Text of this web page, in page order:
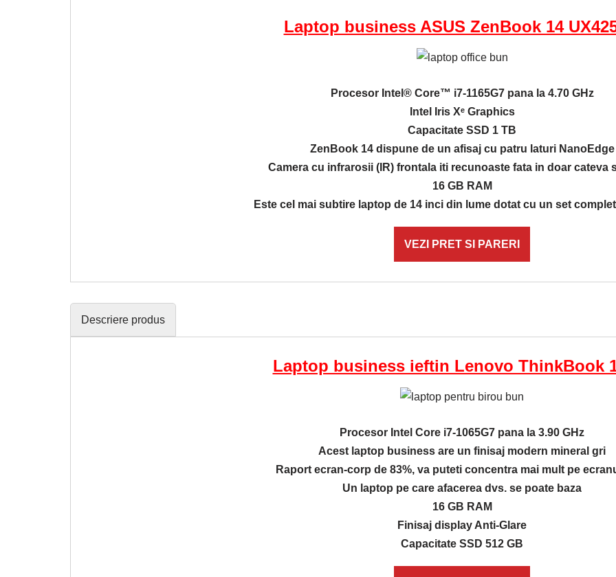
Laptop business ASUS ZenBook 14
Procesor Intel® Core™ i7-1165G7 pana la 4.70 GHz
Intel Iris Xᵉ Graphics
Capacitate SSD 1 TB
ZenBook 14 dispune de un afisaj cu patru laturi NanoEdge
Camera cu infrarosii (IR) frontala iti recunoaste fata in doar cateva
16 GB RAM
Este cel mai subtire laptop de 14 inci din lume dotat cu un set
VEZI PRET SI PARERI
Descriere produs
Laptop business ieftin Lenovo ThinkBook
Procesor Intel Core i7-1065G7 pana la 3.90 GHz
Acest laptop business are un finisaj modern mineral gri
Raport ecran-corp de 83%, va puteti concentra mai mult pe
Un laptop pe care afacerea dvs. se poate baza
16 GB RAM
Finisaj display Anti-Glare
Capacitate SSD 512 GB